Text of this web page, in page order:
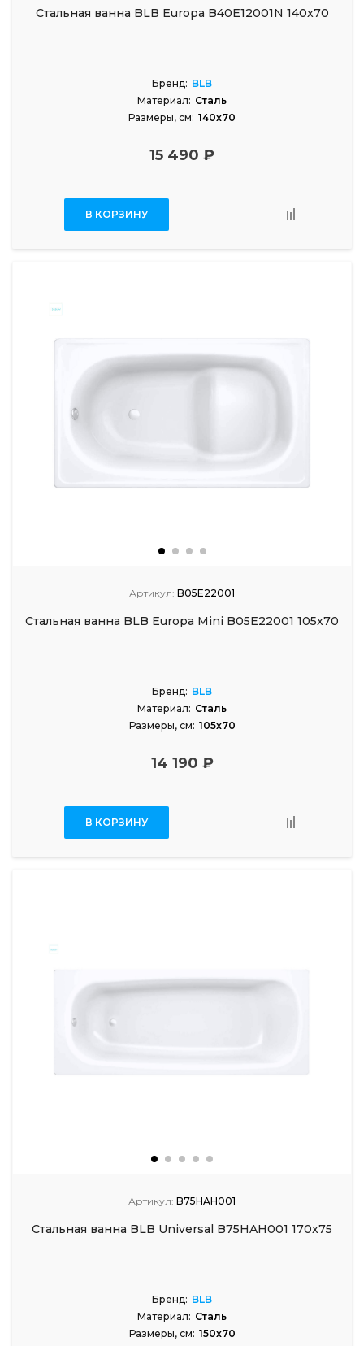
Стальная ванна BLB Europa B40E12001N 140x70
Бренд: BLB
Материал: Сталь
Размеры, см: 140x70
15 490 ₽
В КОРЗИНУ
Артикул: B05E22001
Стальная ванна BLB Europa Mini B05E22001 105x70
Бренд: BLB
Материал: Сталь
Размеры, см: 105x70
14 190 ₽
В КОРЗИНУ
Артикул: B75HAH001
Стальная ванна BLB Universal B75HAH001 170x75
Бренд: BLB
Материал: Сталь
Размеры, см: 150x70